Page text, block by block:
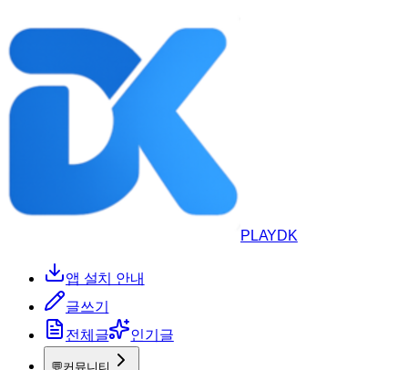
PLAYDK
앱 설치 안내
글쓰기
전체글
인기글
💬커뮤니티